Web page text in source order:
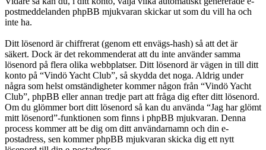
postmeddelanden phpBB mjukvaran skickar ut som du vill ha och
inte ha.
Ditt lösenord är chiffrerat (genom ett envägs-hash) så att det är
säkert. Dock är det rekommenderat att du inte använder samma
lösenord på flera olika webbplatser. Ditt lösenord är vägen in till ditt
konto på “Vindö Yacht Club”, så skydda det noga. Aldrig under
några som helst omständigheter kommer någon från “Vindö Yacht
Club”, phpBB eller annan tredje part att fråga dig efter ditt lösenord.
Om du glömmer bort ditt lösenord så kan du använda “Jag har glömt
mitt lösenord”-funktionen som finns i phpBB mjukvaran. Denna
process kommer att be dig om ditt användarnamn och din e-
postadress, sen kommer phpBB mjukvaran skicka dig ett nytt